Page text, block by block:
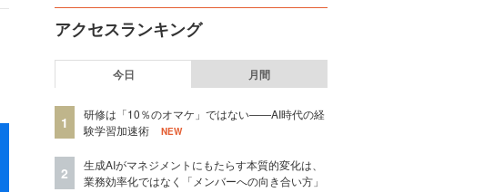
アクセスランキング
今日 月間
1
研修は「10％のオマケ」ではない——AI時代の経
験学習加速術
NEW
2
生成AIがマネジメントにもたらす本質的変化は、
業務効率化ではなく「メンバーへの向き合い方」